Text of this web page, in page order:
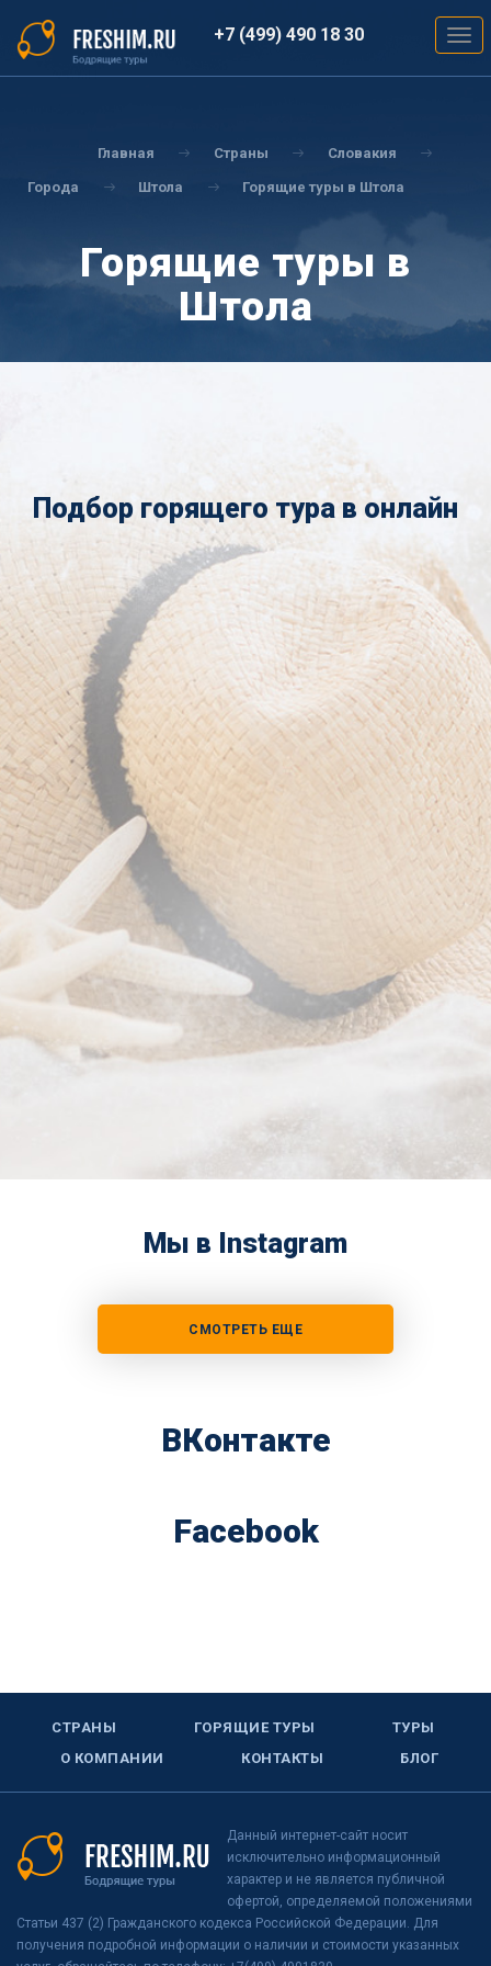
основному
содержанию
+7 (499) 490 18 30
Главная Страны Словакия
Города Штола Горящие туры в Штола
Горящие туры в
Штола
Подбор горящего тура в онлайн
Мы в Instagram
СМОТРЕТЬ ЕЩЕ
ВКонтакте
Facebook
СТРАНЫ ГОРЯЩИЕ ТУРЫ
ТУРЫ
О КОМПАНИИ
КОНТАКТЫ БЛОГ
Данный интернет-сайт носит
исключительно информационный
характер и не является публичной
офертой, определяемой положениями
Статьи 437 (2) Гражданского кодекса Российской Федерации. Для
получения подробной информации о наличии и стоимости указанных